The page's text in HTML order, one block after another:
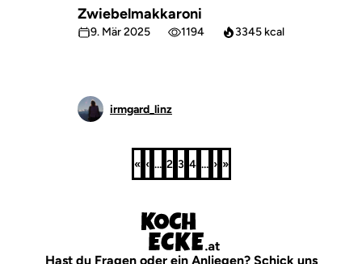
Zwiebelmakkaroni
9. Mär 2025 1194 3345 kcal
irmgard_linz
Erste
«
Vorherige
‹ …
Seite
2
Seite
3
Seite
4 … › »
Hast du Fragen oder ein Anliegen? Schick uns